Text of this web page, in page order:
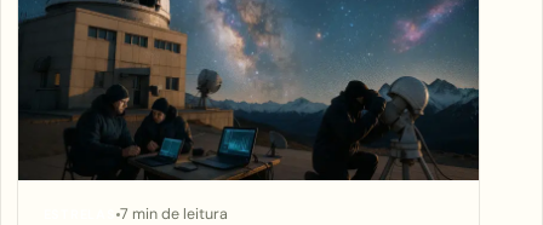
7 min de leitura